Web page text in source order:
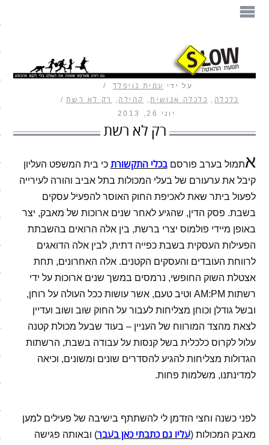
תנועת ההאטה
עבודה
תיירות
משפחה
קהילה
כלכלה
טורים
על ידי
עמית נויפלד
כלכלה , כלכלה אנושית, קהילה , רק לא רשת
יוני 26, 2013
רק לא רשת
אתמול בערב פורסםבכלי התקשורת כי בית המשפט העליון
קיבל את ערעורם של בעלי המכולות בתל אביב והורה לעירייה
לפעול ביתר שאת לאכיפת החוק האוסר להפעיל עסקים
בשבת. פסק הדין, שהגיע לאחר שנים ארוכות של מאבק, יצר
באופן מיידי פולמוס יצרי ברשת, בין אלה הרואים בהשבתת
הפעילות העסקית בשבת כפייה דתית, לבין אלה הדואגים
לרווחת העובדים והעסקים הקטנים. אלה האחרונים, תחת
אצטלת השוק החופשי, נרמסים במשך שנים ארוכות על ידי
רשתות AM:PM וטיב טעם, אשר עושות ככל העולה על רוחן,
ובשל גודלן וכוחן מצליחות לעבור על החוק שוב ושוב ועדיין
לצאת מהצד המורווח של העניין – בעוד שבעל מכולת קטנה
עלול לקרוס כלכלית בשל קנסות על עבודה בשבת, הרשתות
הגדולות מצליחות להגיע להסדרים שונים ומשונים, וכיאה
למדינתנו, משלמות פחות.
לפני כשנה וחצי הזדמן לי להשתתף בישיבה של פעילים למען
מאבק המכולות (עליו גם כתבתי כאן בעבר) ובאותה פגישה